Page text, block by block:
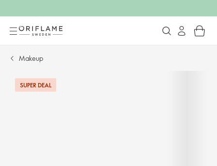
Makeup
SUPER DEAL